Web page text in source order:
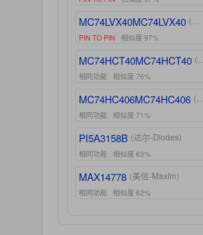
MC74LVX40MC74LVX40 (安森美-ON)
PIN TO PIN 相似度 97%
MC74HCT40MC74HCT40 (安森美-ON)
相同功能 相似度 76%
MC74HC406MC74HC406 (安森美-ON)
相同功能 相似度 71%
PI5A3158B (达尔-Diodes)
相同功能 相似度 63%
MAX14778 (美信-Maxim)
相同功能 相似度 62%